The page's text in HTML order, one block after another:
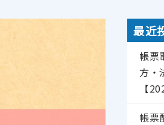
最近
帳票
方・
【
帳票